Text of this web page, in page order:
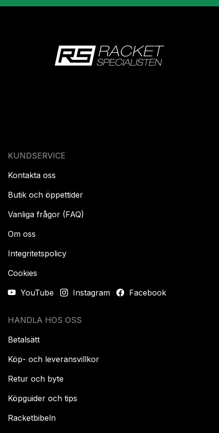
KUNDSERVICE
Kontakta oss
Butik och öppettider
Vanliga frågor (FAQ)
Om oss
Integritetspolicy
Cookies
YouTube
Instagram Facebook
HANDLA HOS OSS
Betalsätt
Köp- och leveransvillkor
Retur och byte
Köpguider och tips
Racketbibeln